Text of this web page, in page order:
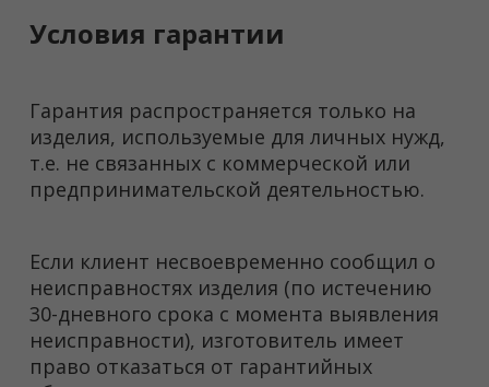
Условия гарантии
Гарантия распространяется только на
изделия, используемые для личных нужд,
т.е. не связанных с коммерческой или
предпринимательской деятельностью.
Если клиент несвоевременно сообщил о
неисправностях изделия (по истечению
30-дневного срока с момента выявления
неисправности), изготовитель имеет
право отказаться от гарантийных